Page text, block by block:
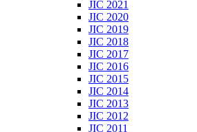
JIC 2021
JIC 2020
JIC 2019
JIC 2018
JIC 2017
JIC 2016
JIC 2015
JIC 2014
JIC 2013
JIC 2012
JIC 2011